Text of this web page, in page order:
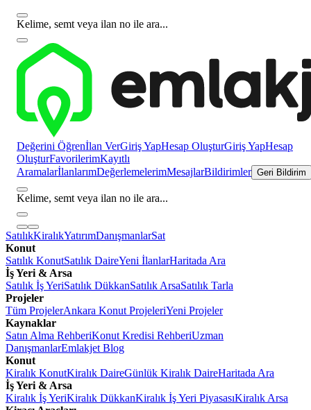
Kelime, semt veya ilan no ile ara...
Değerini Öğrenİlan VerGiriş YapHesap OluşturGiriş YapHesap
OluşturFavorilerimKayıtlı
AramalarİlanlarımDeğerlemelerimMesajlarBildirimler Geri Bildirim
Kelime, semt veya ilan no ile ara...
SatılıkKiralıkYatırımDanışmanlarSat
Konut
Satılık KonutSatılık DaireYeni İlanlarHaritada Ara
İş Yeri & Arsa
Satılık İş YeriSatılık DükkanSatılık ArsaSatılık Tarla
Projeler
Tüm ProjelerAnkara Konut ProjeleriYeni Projeler
Kaynaklar
Satın Alma RehberiKonut Kredisi RehberiUzman
DanışmanlarEmlakjet Blog
Konut
Kiralık KonutKiralık DaireGünlük Kiralık DaireHaritada Ara
İş Yeri & Arsa
Kiralık İş YeriKiralık DükkanKiralık İş Yeri PiyasasıKiralık Arsa